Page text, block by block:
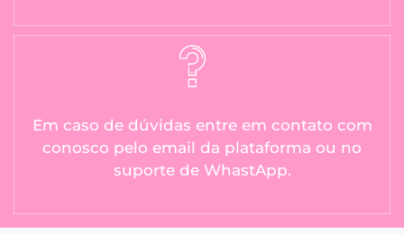
Em caso de dúvidas entre em contato com
conosco pelo email da plataforma ou no
suporte de WhastApp.